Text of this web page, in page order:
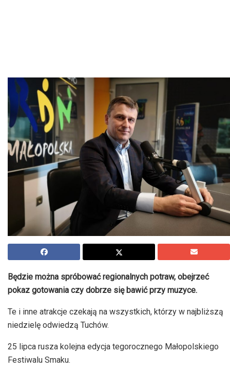
Będzie można spróbować regionalnych potraw, obejrzeć
pokaz gotowania czy dobrze się bawić przy muzyce.
Te i inne atrakcje czekają na wszystkich, którzy w najbliższą
niedzielę odwiedzą Tuchów.
25 lipca rusza kolejna edycja tegorocznego Małopolskiego
Festiwalu Smaku.